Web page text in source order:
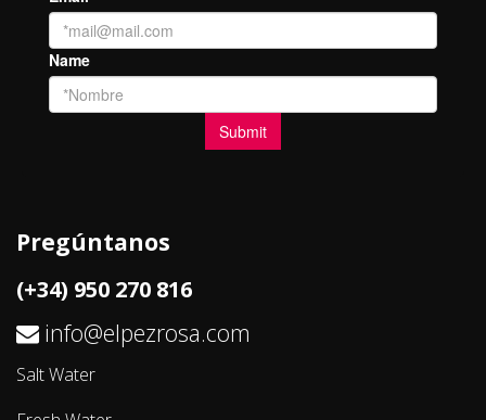
Pregúntanos
(+34) 950 270 816
info@elpezrosa.com
Salt Water